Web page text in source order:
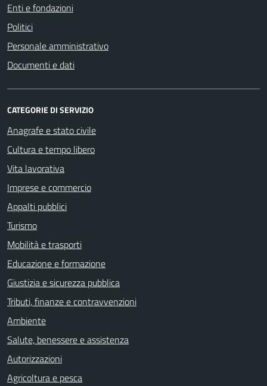
Enti e fondazioni
Politici
Personale amministrativo
Documenti e dati
CATEGORIE DI SERVIZIO
Anagrafe e stato civile
Cultura e tempo libero
Vita lavorativa
Imprese e commercio
Appalti pubblici
Turismo
Mobilità e trasporti
Educazione e formazione
Giustizia e sicurezza pubblica
Tributi, finanze e contravvenzioni
Ambiente
Salute, benessere e assistenza
Autorizzazioni
Agricoltura e pesca